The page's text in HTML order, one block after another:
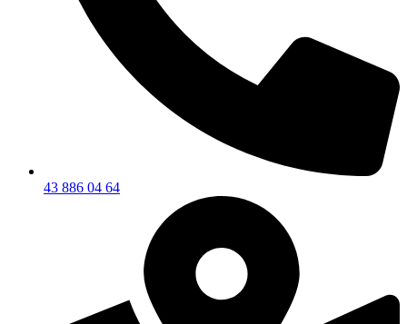
43 886 04 64